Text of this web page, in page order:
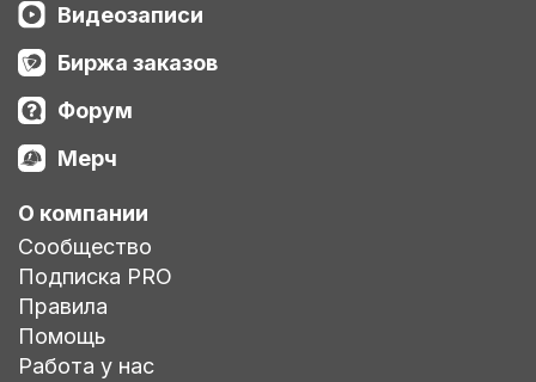
Видеозаписи
Биржа заказов
Форум
Мерч
О компании
Сообщество
Подписка PRO
Правила
Помощь
Работа у нас